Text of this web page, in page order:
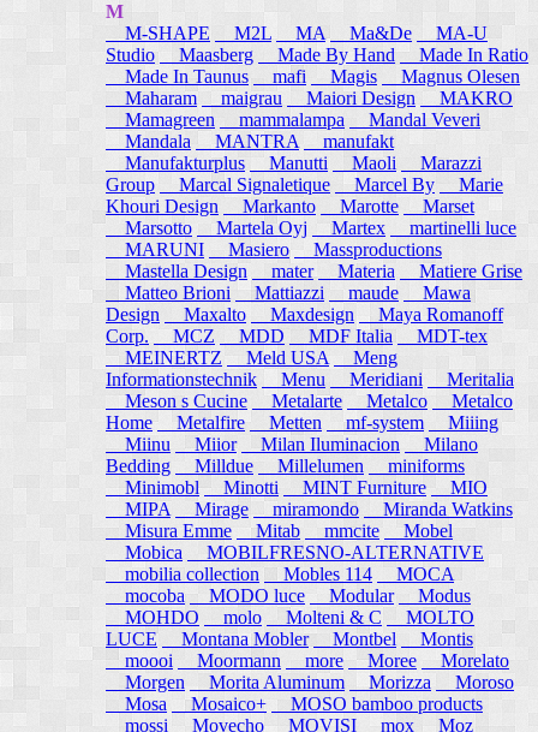
M
M-SHAPE
M2L MA Ma&De
MA-U
Studio
Maasberg Made By Hand
Made In Ratio
Made In Taunus
mafi Magis
Magnus Olesen
Maharam
maigrau Maiori Design
MAKRO
Mamagreen
mammalampa
Mandal Veveri
Mandala
MANTRA
manufakt
Manufakturplus
Manutti Maoli
Marazzi
Group
Marcal Signaletique Marcel By
Marie
Khouri Design
Markanto Marotte
Marset
Marsotto
Martela Oyj Martex
martinelli luce
MARUNI
Masiero
Massproductions
Mastella Design
mater Materia
Matiere Grise
Matteo Brioni
Mattiazzi maude
Mawa
Design
Maxalto Maxdesign
Maya Romanoff
Corp.
MCZ MDD MDF Italia
MDT-tex
MEINERTZ
Meld USA
Meng
Informationstechnik
Menu Meridiani
Meritalia
Meson s Cucine
Metalarte Metalco
Metalco
Home Metalfire Metten mf-system
Miiing
Miinu
Miior Milan Iluminacion
Milano
Bedding
Milldue Millelumen
miniforms
Minimobl Minotti MINT Furniture
MIO
MIPA
Mirage miramondo
Miranda Watkins
Misura Emme
Mitab mmcite
Mobel
Mobica
MOBILFRESNO-ALTERNATIVE
mobilia collection
Mobles 114
MOCA
mocoba
MODO luce Modular
Modus
MOHDO
molo Molteni & C
MOLTO
LUCE
Montana Mobler Montbel
Montis
moooi
Moormann more Moree
Morelato
Morgen
Morita Aluminum Morizza
Moroso
Mosa
Mosaico+
MOSO bamboo products
mossi
Movecho MOVISI mox
Moz